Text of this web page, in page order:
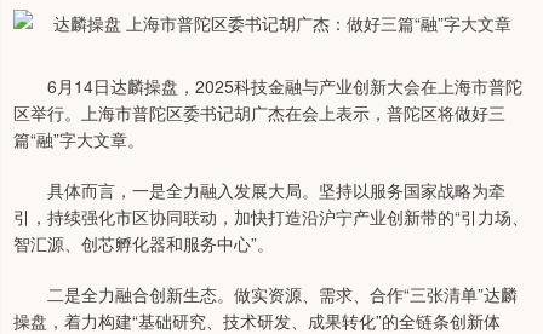
6月14日达麟操盘，2025科技金融与产业创新大会在上海市普陀
区举行。上海市普陀区委书记胡广杰在会上表示，普陀区将做好三
篇“融”字大文章。
具体而言，一是全力融入发展大局。坚持以服务国家战略为牵
引，持续强化市区协同联动，加快打造沿沪宁产业创新带的“引力场、
智汇源、创芯孵化器和服务中心”。
二是全力融合创新生态。做实资源、需求、合作“三张清单”达麟
操盘，着力构建“基础研究、技术研发、成果转化”的全链条创新体